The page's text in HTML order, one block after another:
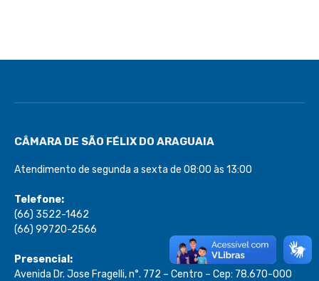
CÂMARA DE SÃO FÉLIX DO ARAGUAIA
Atendimento de segunda a sexta de 08:00 às 13:00
Telefone:
(66) 3522-1462
(66) 99720-2566
Presencial:
Avenida Dr. Jose Fragelli, n°. 772 – Centro – Cep: 78.670-000